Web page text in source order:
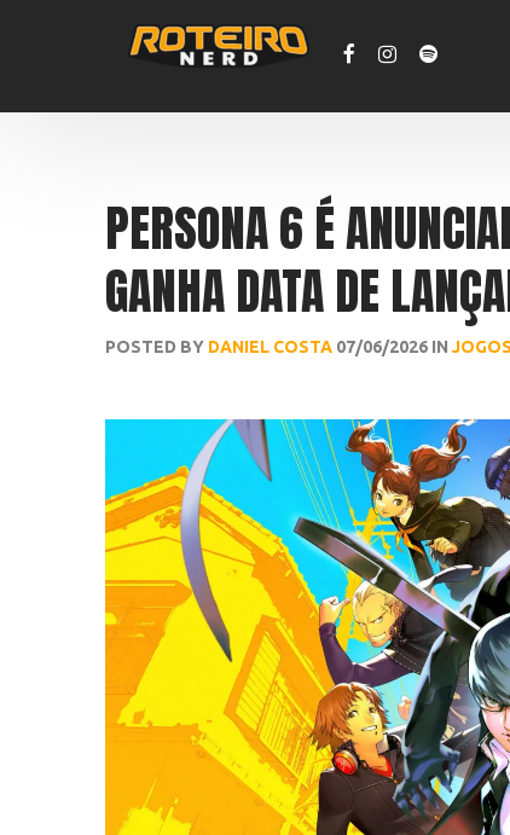
PERSONA 6 É
GANHA DATA DE
POSTED BY DANIEL COSTA 07/06/2026 IN JOGOS